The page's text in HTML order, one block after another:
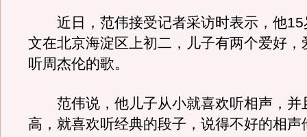
近日，范伟接受记者采访时表示，他15
文在北京海淀区上初二，儿子有两个爱好，
听周杰伦的歌。
范伟说，他儿子从小就喜欢听相声，并
高，就喜欢听经典的段子，说得不好的相声